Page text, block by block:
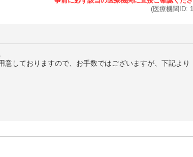
(医療機関ID:
しておりますので、お手数ではございますが、下記より